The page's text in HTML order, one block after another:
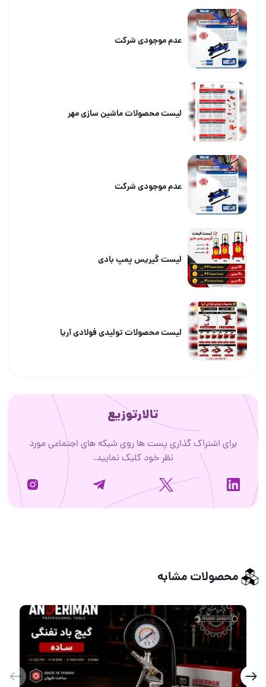
عدم موجودی شرکت
لیست محصولات ماشین سازی مهر
عدم موجودی شرکت
لیست گیریس پمپ بادی
لیست محصولات تولیدی فولادی آریا
تالارتوزیع
برای اشتراک گذاری پست ها روی شبکه های اجتماعی مورد
نظر خود کلیک نمایید.
محصولات مشابه